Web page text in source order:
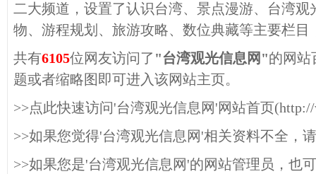
二大频道，设置了认识台湾、景点漫游、台湾
物、游程规划、旅游攻略、数位典藏等主要栏
共有6105位网友访问了 "台湾观光信息网"的网站
题或者缩略图即可进入该网站主页。
>>点此快速访问'台湾观光信息网'网站首页
>>如果您觉得'台湾观光信息网'相关资料不全，
>>如果您是'台湾观光信息网'的网站管理员，也